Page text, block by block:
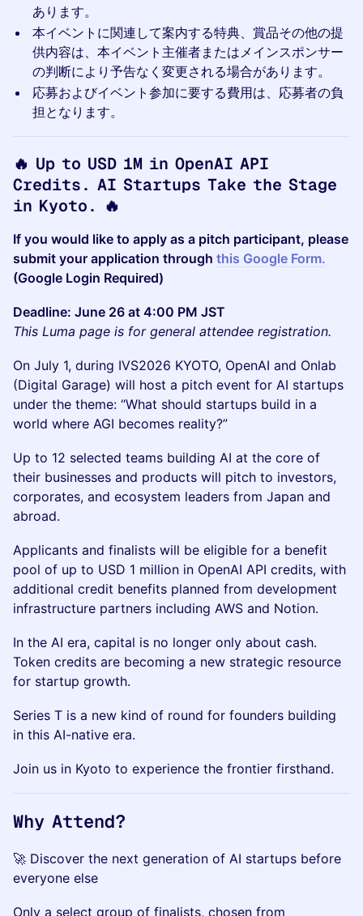
あります。
本イベントに関連して案内する特典、賞品その他の提
供内容は、本イベント主催者またはメインスポンサー
の判断により予告なく変更される場合があります。
応募およびイベント参加に要する費用は、応募者の負
担となります。
🔥 Up to USD 1M in OpenAI API
Credits. AI Startups Take the Stage
in Kyoto. 🔥
If you would like to apply as a pitch participant, please
submit your application through this Google Form.
(Google Login Required)
Deadline: June 26 at 4:00 PM JST
This Luma page is for general attendee registration.
On July 1, during IVS2026 KYOTO, OpenAI and Onlab
(Digital Garage) will host a pitch event for AI startups
under the theme: “What should startups build in a
world where AGI becomes reality?”
Up to 12 selected teams building AI at the core of
their businesses and products will pitch to investors,
corporates, and ecosystem leaders from Japan and
abroad.
Applicants and finalists will be eligible for a benefit
pool of up to USD 1 million in OpenAI API credits, with
additional credit benefits planned from development
infrastructure partners including AWS and Notion.
In the AI era, capital is no longer only about cash.
Token credits are becoming a new strategic resource
for startup growth.
Series T is a new kind of round for founders building
in this AI-native era.
Join us in Kyoto to experience the frontier firsthand.
Why Attend?
🚀 Discover the next generation of AI startups before
everyone else
Only a select group of finalists, chosen from